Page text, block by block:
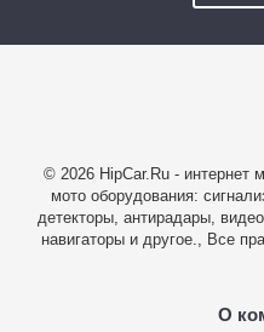
© 2026 HipCar.Ru - интернет
мото оборудования:
детекторы, антирадары,
навигаторы и другое., Все
О